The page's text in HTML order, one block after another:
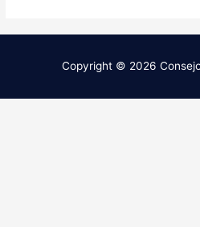
Copyright © 2026